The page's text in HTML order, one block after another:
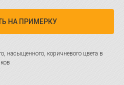
НА ПРИМЕРКУ
насыщенного, коричневого цвета в